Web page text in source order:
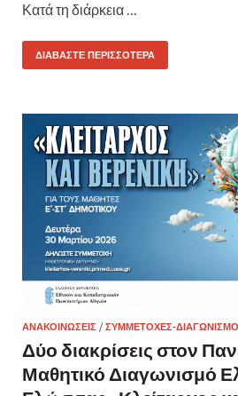
Κατά τη διάρκεια …
ΔΙΑΒΆΣΤΕ ΠΕΡΙΣΣΌΤΕΡΑ
ΑΝΑΚΟΙΝΏΣΕΙΣ /ΣΥΜΜΕΤΟΧΈΣ-
Δύο διακρίσεις στον
Μαθητικό Διαγωνισμό